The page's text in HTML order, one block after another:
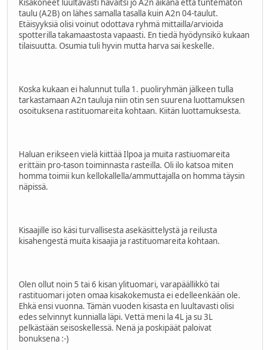
Kisakoneet luultavasti havaitsi jo A2n aikana että tuntematon
taulu (A2B) on lähes samalla tasalla kuin A2n 04-taulut.
Etäisyyksiä olisi voinut odottava ryhmä mittailla/arvioida
spotterilla takamaastosta vapaasti. En tiedä hyödynsikö kukaan
tilaisuutta. Osumia tuli hyvin mutta harva sai keskelle.
Koska kukaan ei halunnut tulla 1. puoliryhmän jälkeen tulla
tarkastamaan A2n tauluja niin otin sen suurena luottamuksen
osoituksena rastituomareita kohtaan. Kiitän luottamuksesta.
Haluan erikseen vielä kiittää Ilpoa ja muita rastiuomareita
erittäin pro-tason toiminnasta rasteilla. Oli ilo katsoa miten
homma toimii kun kellokallella/ammuttajalla on homma täysin
näpissä.
Kisaajille iso käsi turvallisesta asekäsittelystä ja reilusta
kisahengestä muita kisaajia ja rastituomareita kohtaan.
Olen ollut noin 5 tai 6 kisan ylituomari, varapäällikkö tai
rastituomari joten omaa kisakokemusta ei edelleenkään ole.
Ehkä ensi vuonna. Tämän vuoden kisasta en luultavasti olisi
edes selvinnyt kunnialla läpi. Vettä meni la 4L ja su 3L
pelkästään seisoskellessä. Nenä ja poskipäät paloivat
bonuksena :-)